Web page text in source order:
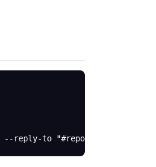
--reply-to "#reports"